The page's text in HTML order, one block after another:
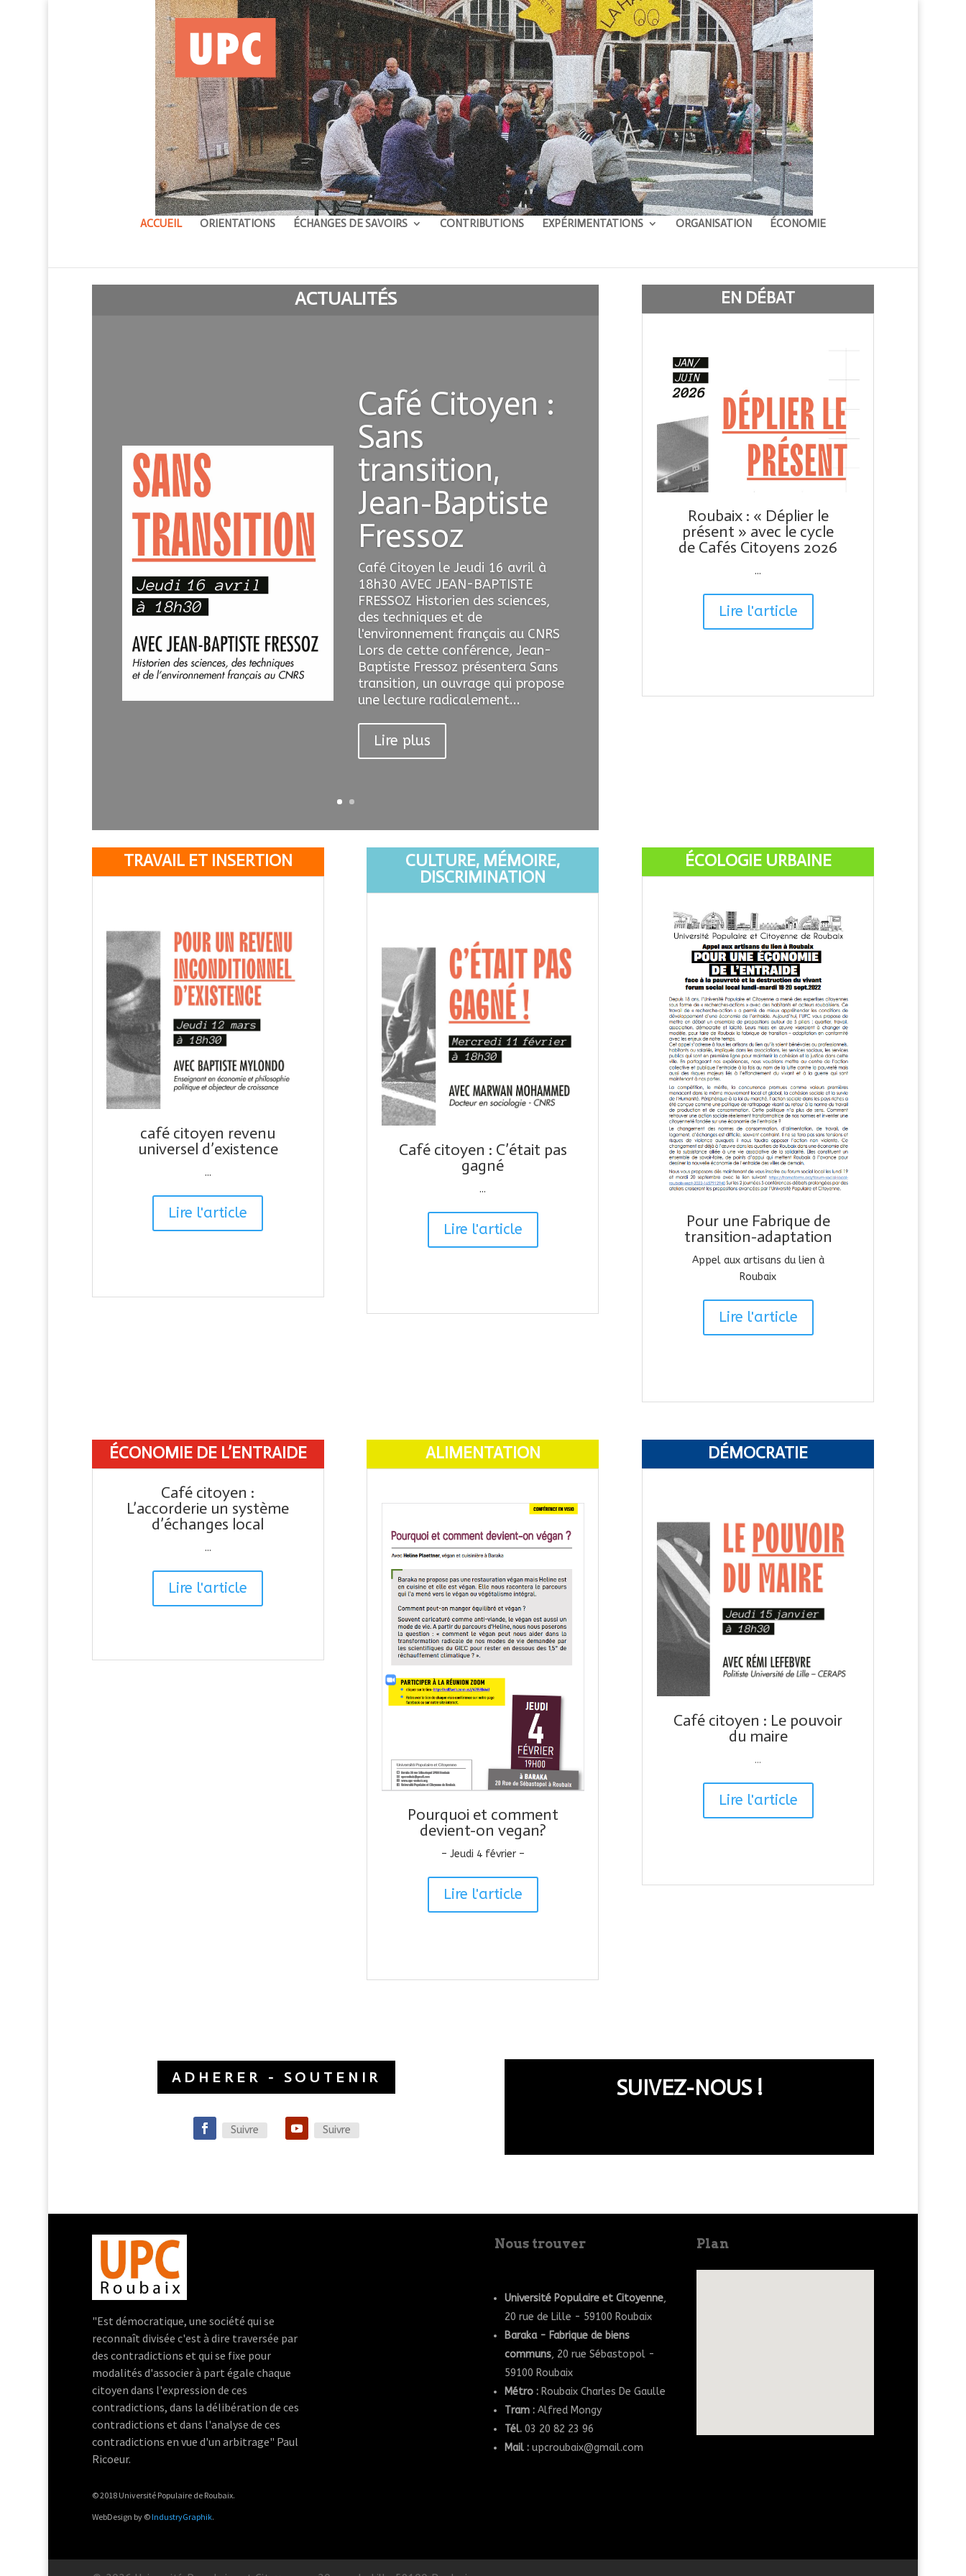
ACCUEIL ORIENTATIONS ÉCHANGES DE SAVOIRS CONTRIBUTIONS EXPÉRIMENTATIONS ORGANISATION ÉCONOMIE
ACTUALITÉS
Café Citoyen :
Sans
transition,
Jean-Baptiste
Fressoz
Café Citoyen le Jeudi 16 avril à
18h30 AVEC JEAN-BAPTISTE
FRESSOZ Historien des sciences,
des techniques et de
l'environnement français au CNRS
Lors de cette conférence, Jean-
Baptiste Fressoz présentera Sans
transition, un ouvrage qui propose
une lecture radicalement...
Lire plus
EN DÉBAT
Roubaix : « Déplier le
présent » avec le cycle
de Cafés Citoyens 2026
...
Lire l'article
TRAVAIL ET INSERTION
café citoyen revenu
universel d’existence
...
Lire l'article
CULTURE, MÉMOIRE,
DISCRIMINATION
Café citoyen : C’était pas
gagné
...
Lire l'article
ÉCOLOGIE URBAINE
Pour une Fabrique de
transition-adaptation
Appel aux artisans du lien à
Roubaix
Lire l'article
ÉCONOMIE DE L’ENTRAIDE
Café citoyen :
L’accorderie un système
d’échanges local
...
Lire l'article
ALIMENTATION
Pourquoi et comment
devient-on vegan?
– Jeudi 4 février –
Lire l'article
DÉMOCRATIE
Café citoyen : Le pouvoir
du maire
...
Lire l'article
ADHERER - SOUTENIR
Suivre Suivre
SUIVEZ-NOUS !
"Est démocratique, une société qui se
reconnaît divisée c'est à dire traversée par
des contradictions et qui se fixe pour
modalités d'associer à part égale chaque
citoyen dans l'expression de ces
contradictions, dans la délibération de ces
contradictions et dans l'analyse de ces
contradictions en vue d'un arbitrage" Paul
Ricoeur.
© 2018 Université Populaire de Roubaix.
WebDesign by © IndustryGraphik.
Nous trouver
Université Populaire et Citoyenne,
20 rue de Lille - 59100 Roubaix
Baraka - Fabrique de biens
communs, 20 rue Sébastopol -
59100 Roubaix
Métro : Roubaix Charles De Gaulle
Tram : Alfred Mongy
Tél. 03 20 82 23 96
Mail : upcroubaix@gmail.com
Plan